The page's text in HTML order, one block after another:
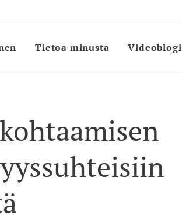
Tietoa minusta Videoblogi